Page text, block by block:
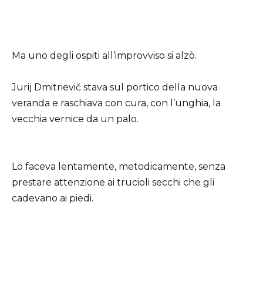
Ma uno degli ospiti all’improvviso si alzò.
Jurij Dmitrievič stava sul portico della nuova
veranda e raschiava con cura, con l’unghia, la
vecchia vernice da un palo.
Lo faceva lentamente, metodicamente, senza
prestare attenzione ai trucioli secchi che gli
cadevano ai piedi.